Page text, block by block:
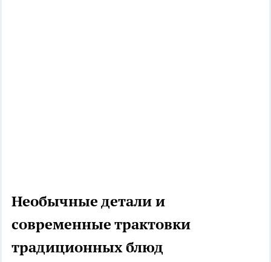
Необычные детали и
современные трактовки
традиционных блюд